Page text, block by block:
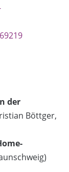
der
Böttger,